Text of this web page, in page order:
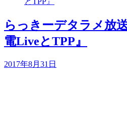
らっきーデタラメ
電LiveとTPP』
2017年8月31日